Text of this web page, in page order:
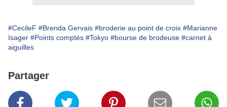
#CecileF #Brenda Gervais #broderie au point de croix #Marianne
Isager #Points comptés #Tokyo #bourse de brodeuse #carnet à
aiguilles
Partager